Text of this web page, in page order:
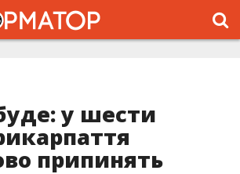
у шести
припинять